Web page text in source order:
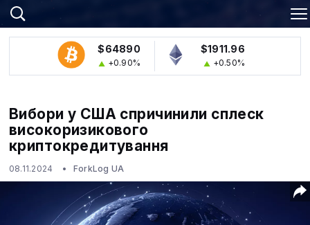
$64890
+0.90%
$1911.96
+0.50%
Вибори у США спричинили сплеск
високоризикового
криптокредитування
08.11.2024 ForkLog UA